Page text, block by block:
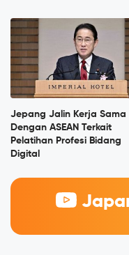
Jepang Jalin Kerja Sama
Dengan ASEAN Terkait
Pelatihan Profesi Bidang
Digital